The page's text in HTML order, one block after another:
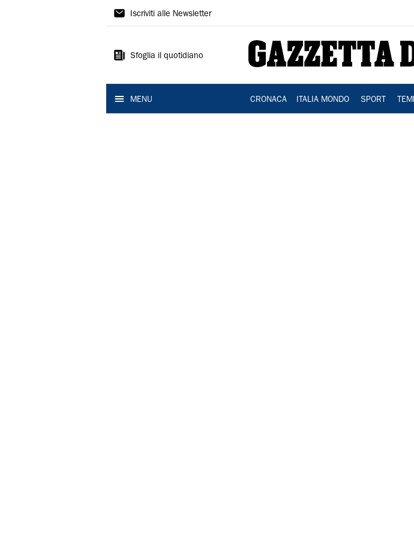
Gazzetta
Modena
Iscriviti alle Newsletter
Sfoglia il quotidiano
MENU CRONACA ITALIA MONDO SPORT